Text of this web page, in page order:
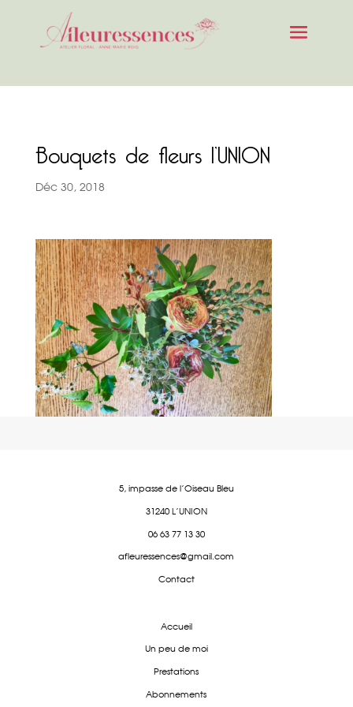
Bouquets de fleurs l’UNION
Déc 30, 2018
5, impasse de l'Oiseau Bleu
31240 L'UNION
06 63 77 13 30
afleuressences@gmail.com
Contact
Accueil
Un peu de moi
Prestations
Abonnements